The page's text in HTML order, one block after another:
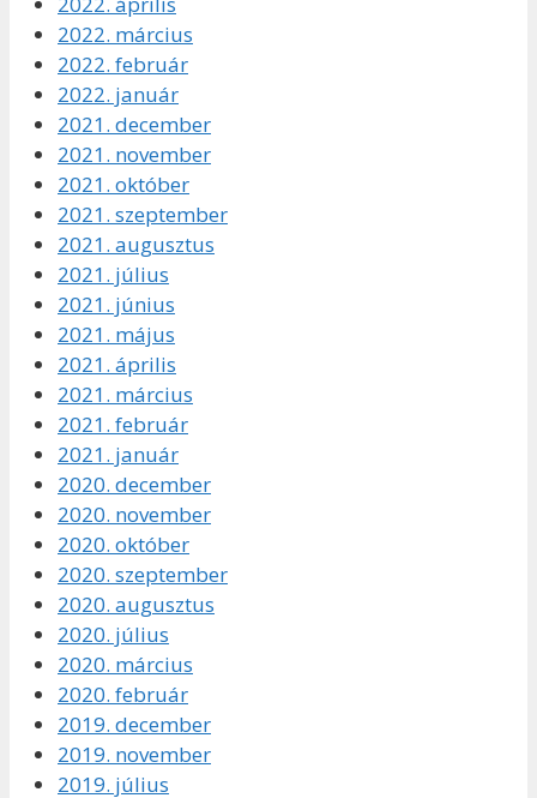
2022. március
2022. február
2022. január
2021. december
2021. november
2021. október
2021. szeptember
2021. augusztus
2021. július
2021. június
2021. május
2021. április
2021. március
2021. február
2021. január
2020. december
2020. november
2020. október
2020. szeptember
2020. augusztus
2020. július
2020. március
2020. február
2019. december
2019. november
2019. július